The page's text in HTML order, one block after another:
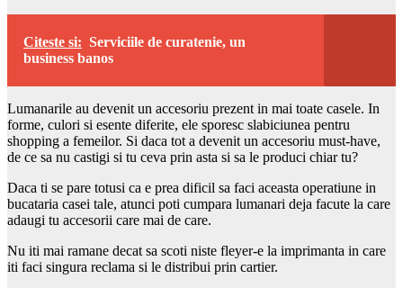
Citeste si: Serviciile de curatenie, un
business banos
Lumanarile au devenit un accesoriu prezent in mai toate casele. In
forme, culori si esente diferite, ele sporesc slabiciunea pentru
shopping a femeilor. Si daca tot a devenit un accesoriu must-have,
de ce sa nu castigi si tu ceva prin asta si sa le produci chiar tu?
Daca ti se pare totusi ca e prea dificil sa faci aceasta operatiune in
bucataria casei tale, atunci poti cumpara lumanari deja facute la care
adaugi tu accesorii care mai de care.
Nu iti mai ramane decat sa scoti niste fleyer-e la imprimanta in care
iti faci singura reclama si le distribui prin cartier.